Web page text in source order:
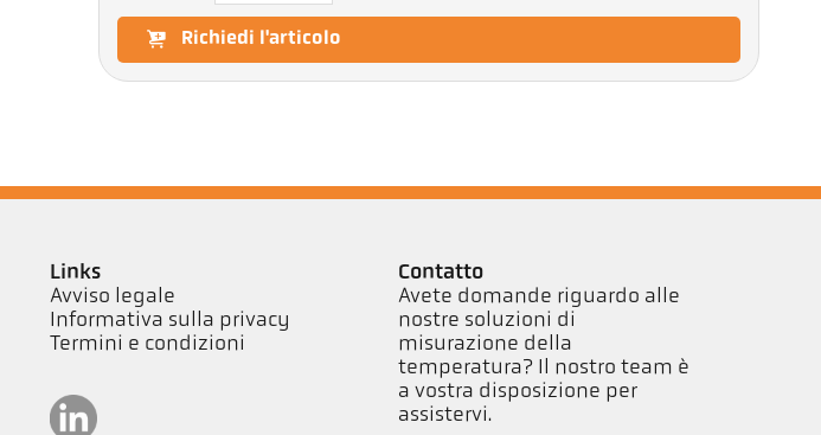
Richiedi l'articolo
Links
Avviso legale
Informativa sulla privacy
Termini e condizioni
Contatto
Avete domande riguardo alle
nostre soluzioni di
misurazione della
temperatura? Il nostro team è
a vostra disposizione per
assistervi.